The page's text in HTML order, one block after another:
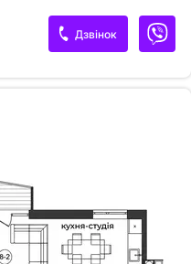
панорамний вид на все
сонячній стороні
протягом усього дня.
проте вже виконано важливий
електрика по всій
Дзвінок